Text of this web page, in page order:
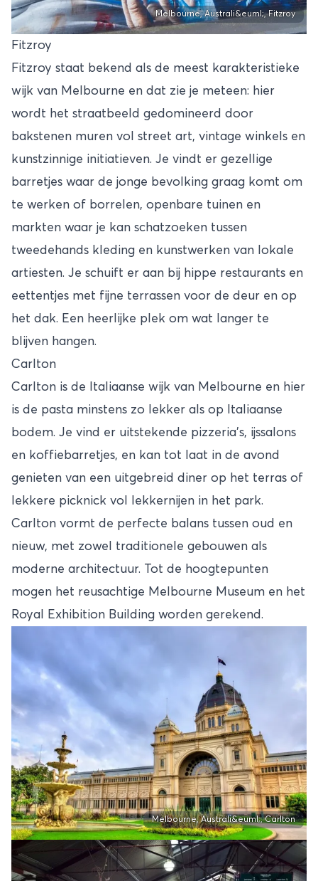
Melbourne, Australi&euml;, Fitzroy
Fitzroy
Fitzroy staat bekend als de meest karakteristieke
wijk van Melbourne en dat zie je meteen: hier
wordt het straatbeeld gedomineerd door
bakstenen muren vol street art, vintage winkels en
kunstzinnige initiatieven. Je vindt er gezellige
barretjes waar de jonge bevolking graag komt om
te werken of borrelen, openbare tuinen en
markten waar je kan schatzoeken tussen
tweedehands kleding en kunstwerken van lokale
artiesten. Je schuift er aan bij hippe restaurants en
eettentjes met fijne terrassen voor de deur en op
het dak. Een heerlijke plek om wat langer te
blijven hangen.
Carlton
Carlton is de Italiaanse wijk van Melbourne en hier
is de pasta minstens zo lekker als op Italiaanse
bodem. Je vind er uitstekende pizzeria’s, ijssalons
en koffiebarretjes, en kan tot laat in de avond
genieten van een uitgebreid diner op het terras of
lekkere picknick vol lekkernijen in het park.
Carlton vormt de perfecte balans tussen oud en
nieuw, met zowel traditionele gebouwen als
moderne architectuur. Tot de hoogtepunten
mogen het reusachtige Melbourne Museum en het
Royal Exhibition Building worden gerekend.
Melbourne, Australi&euml;, Carlton